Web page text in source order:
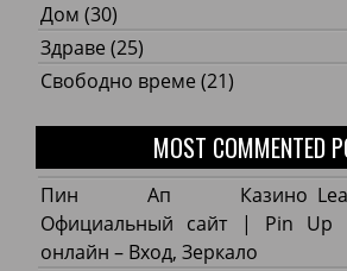
Дом (30)
Здраве (25)
Свободно време (21)
MOST COMMENTED
Пин Ап Казино
Официальный сайт | Pin Up
онлайн – Вход, Зеркало